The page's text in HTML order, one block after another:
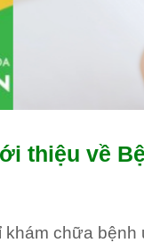
thiệu về
chữa bệnh